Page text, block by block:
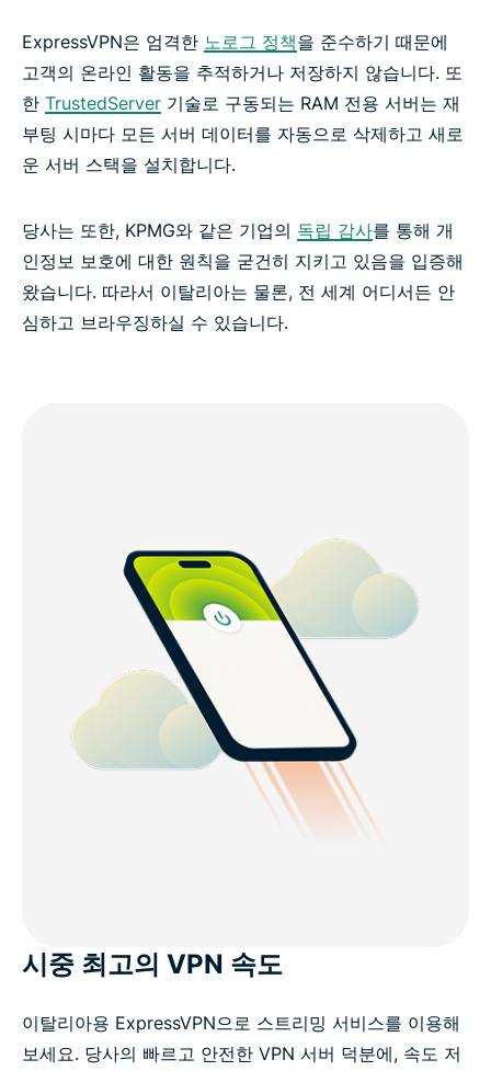
ExpressVPN은 엄격한 노로그 정책을 준수하기 때문에
고객의 온라인 활동을 추적하거나 저장하지 않습니다. 또
한 TrustedServer 기술로 구동되는 RAM 전용 서버는 재
부팅 시마다 모든 서버 데이터를 자동으로 삭제하고 새로
운 서버 스택을 설치합니다.
당사는 또한, KPMG와 같은 기업의 독립 감사를 통해 개
인정보 보호에 대한 원칙을 굳건히 지키고 있음을 입증해
왔습니다. 따라서 이탈리아는 물론, 전 세계 어디서든 안
심하고 브라우징하실 수 있습니다.
시중 최고의 VPN 속도
이탈리아용 ExpressVPN으로 스트리밍 서비스를 이용해
보세요. 당사의 빠르고 안전한 VPN 서버 덕분에, 속도 저